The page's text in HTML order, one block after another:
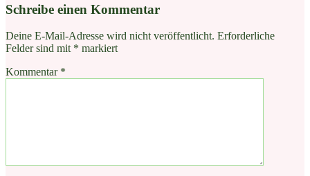
Schreibe einen Kommentar
Deine E-Mail-Adresse wird nicht veröffentlicht. Erforderliche
Felder sind mit * markiert
Kommentar *